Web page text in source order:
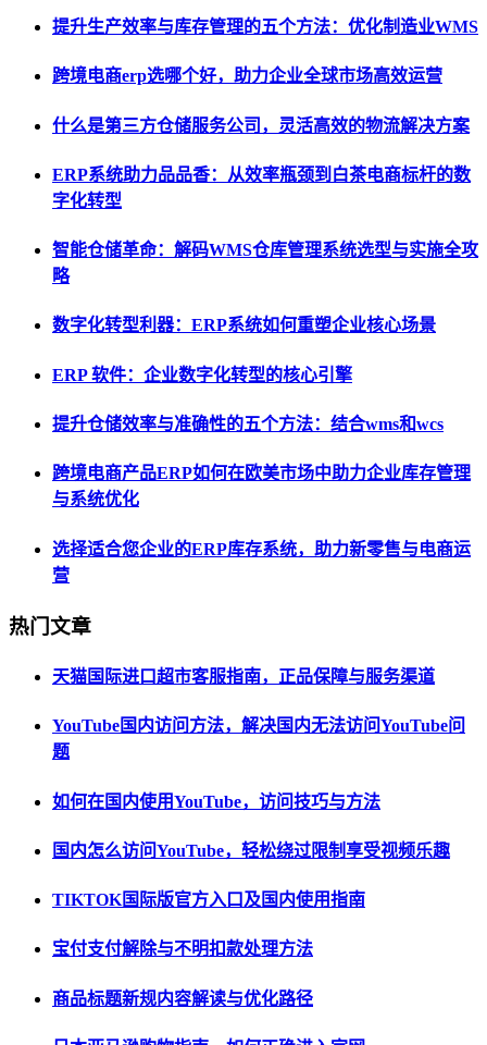
提升生产效率与库存管理的五个方法：优化制造业WMS
跨境电商erp选哪个好，助力企业全球市场高效运营
什么是第三方仓储服务公司，灵活高效的物流解决方案
ERP系统助力品品香：从效率瓶颈到白茶电商标杆的数
字化转型
智能仓储革命：解码WMS仓库管理系统选型与实施全攻
略
数字化转型利器：ERP系统如何重塑企业核心场景
ERP 软件：企业数字化转型的核心引擎
提升仓储效率与准确性的五个方法：结合wms和wcs
跨境电商产品ERP如何在欧美市场中助力企业库存管理
与系统优化
选择适合您企业的ERP库存系统，助力新零售与电商运
营
热门文章
天猫国际进口超市客服指南，正品保障与服务渠道
YouTube国内访问方法，解决国内无法访问YouTube问
题
如何在国内使用YouTube，访问技巧与方法
国内怎么访问YouTube，轻松绕过限制享受视频乐趣
TIKTOK国际版官方入口及国内使用指南
宝付支付解除与不明扣款处理方法
商品标题新规内容解读与优化路径